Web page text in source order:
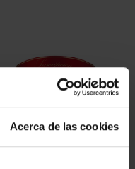
Acerca de las cookies